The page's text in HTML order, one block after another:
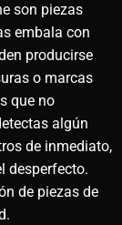
son piezas
embala con
producirse
o marcas
que no
algún
de inmediato,
desperfecto.
de piezas de